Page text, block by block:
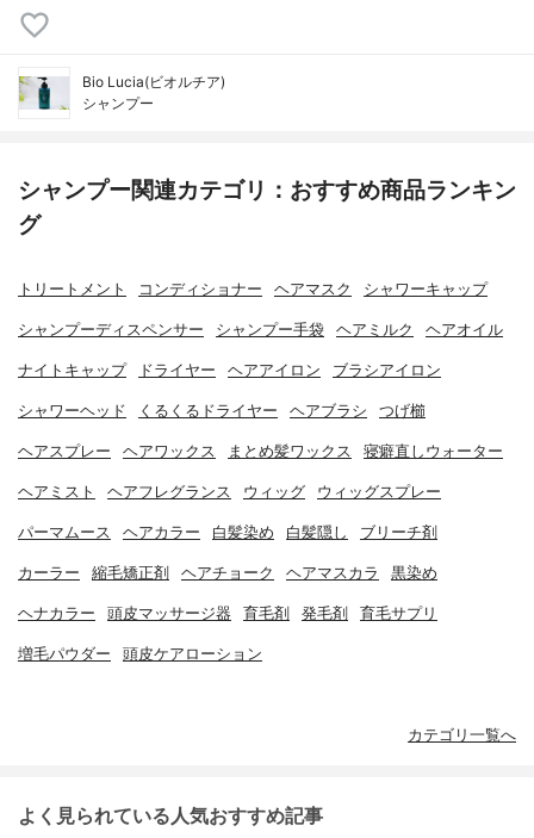
Bio Lucia(ビオルチア)
シャンプー
シャンプー関連カテゴリ：おすすめ商品ランキン
グ
トリートメント コンディショナー ヘアマスク シャワーキャップ
シャンプーディスペンサー シャンプー手袋 ヘアミルク ヘアオイル
ナイトキャップ ドライヤー ヘアアイロン ブラシアイロン
シャワーヘッド くるくるドライヤー ヘアブラシ つげ櫛
ヘアスプレー ヘアワックス まとめ髪ワックス 寝癖直しウォーター
ヘアミスト ヘアフレグランス ウィッグ ウィッグスプレー
パーマムース ヘアカラー 白髪染め 白髪隠し ブリーチ剤
カーラー 縮毛矯正剤 ヘアチョーク ヘアマスカラ 黒染め
ヘナカラー 頭皮マッサージ器 育毛剤 発毛剤 育毛サプリ
増毛パウダー 頭皮ケアローション
カテゴリ一覧へ
よく見られている人気おすすめ記事